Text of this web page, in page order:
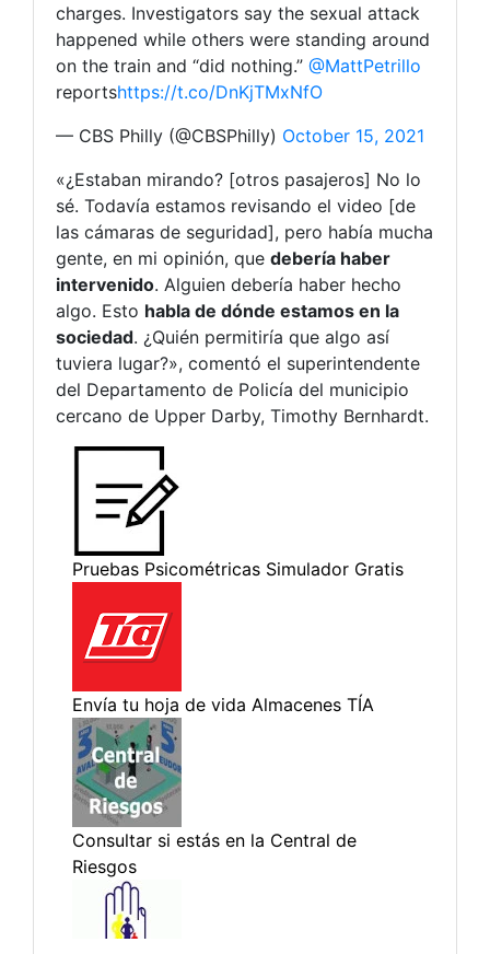
charges. Investigators say the sexual attack
happened while others were standing around
on the train and “did nothing.” @MattPetrillo
reportshttps://t.co/DnKjTMxNfO
— CBS Philly (@CBSPhilly) October 15, 2021
«¿Estaban mirando? [otros pasajeros] No lo
sé. Todavía estamos revisando el video [de
las cámaras de seguridad], pero había mucha
gente, en mi opinión, que debería haber
intervenido. Alguien debería haber hecho
algo. Esto habla de dónde estamos en la
sociedad. ¿Quién permitiría que algo así
tuviera lugar?», comentó el superintendente
del Departamento de Policía del municipio
cercano de Upper Darby, Timothy Bernhardt.